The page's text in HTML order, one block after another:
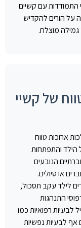
התמודדות עם קשיים
על הורים להקדיש
מוצלח.
של קשיי
ארוכות טווח
הילד והתפתחות
הנובעים
או טיולים.
לילד עקב תסכול,
התנהגות
לבעיות רפואיות כמו
אף לבעיות נפשיות